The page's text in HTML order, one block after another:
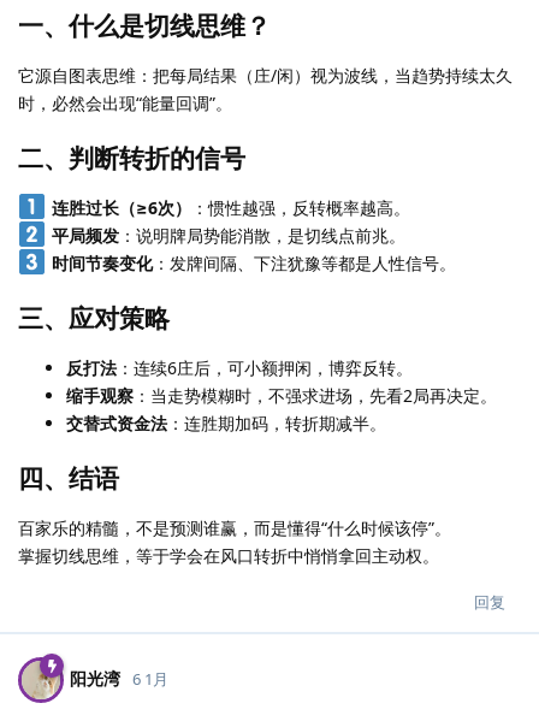
一、什么是切线思维？
它源自图表思维：把每局结果（庄/闲）视为波线，当趋势持续太久
时，必然会出现“能量回调”。
二、判断转折的信号
连胜过长（≥6次）
：惯性越强，反转概率越高。
平局频发：说明牌局势能消散，是切线点前兆。
时间节奏变化：发牌间隔、下注犹豫等都是人性信号。
三、应对策略
反打法 ：连续6庄后，可小额押闲，博弈反转。
缩手观察 ：当走势模糊时，不强求进场，先看2局再决定。
交替式资金法 ：连胜期加码，转折期减半。
四、结语
百家乐的精髓，不是预测谁赢，而是懂得“什么时候该停”。
掌握切线思维，等于学会在风口转折中悄悄拿回主动权。
回复
阳光湾 6 1月